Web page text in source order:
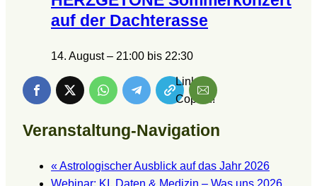
auf der Dachterasse
14. August – 21:00 bis 22:30
Link is
Copied!
Veranstaltung-Navigation
«Astrologischer Ausblick auf das Jahr 2026